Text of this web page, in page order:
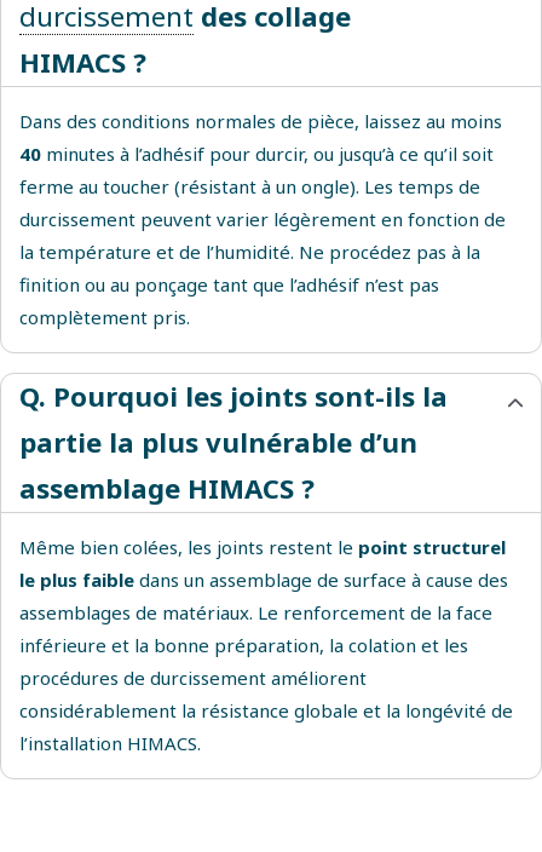
durcissement des collage
HIMACS ?
Dans des conditions normales de pièce, laissez au moins
40 minutes à l’adhésif pour durcir, ou jusqu’à ce qu’il soit
ferme au toucher (résistant à un ongle). Les temps de
durcissement peuvent varier légèrement en fonction de
la température et de l’humidité. Ne procédez pas à la
finition ou au ponçage tant que l’adhésif n’est pas
complètement pris.
Q. Pourquoi les joints sont-ils la
partie la plus vulnérable d’un
assemblage HIMACS ?
Même bien colées, les joints restent le point structurel
le plus faible dans un assemblage de surface à cause des
assemblages de matériaux. Le renforcement de la face
inférieure et la bonne préparation, la colation et les
procédures de durcissement améliorent
considérablement la résistance globale et la longévité de
l’installation HIMACS.